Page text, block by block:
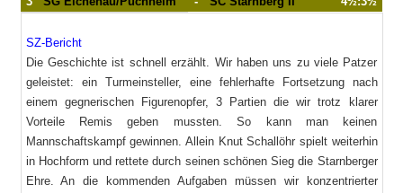
SZ-Bericht
Die Geschichte ist schnell erzählt. Wir haben uns zu viele Patzer
geleistet: ein Turmeinsteller, eine fehlerhafte Fortsetzung nach
einem gegnerischen Figurenopfer, 3 Partien die wir trotz klarer
Vorteile Remis geben mussten. So kann man keinen
Mannschaftskampf gewinnen. Allein Knut Schallöhr spielt weiterhin
in Hochform und rettete durch seinen schönen Sieg die Starnberger
Ehre. An die kommenden Aufgaben müssen wir konzentrierter